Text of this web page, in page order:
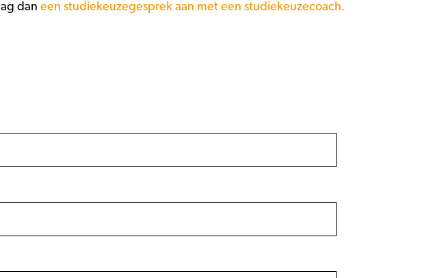
dan een studiekeuzegesprek aan met een studiekeuzecoach.